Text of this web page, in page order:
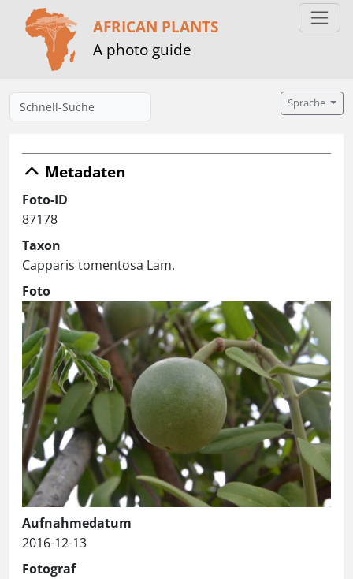
AFRICAN PLANTS
A photo guide
Sprache
Metadaten
Foto-ID
87178
Taxon
Capparis tomentosa Lam.
Foto
Aufnahmedatum
2016-12-13
Fotograf